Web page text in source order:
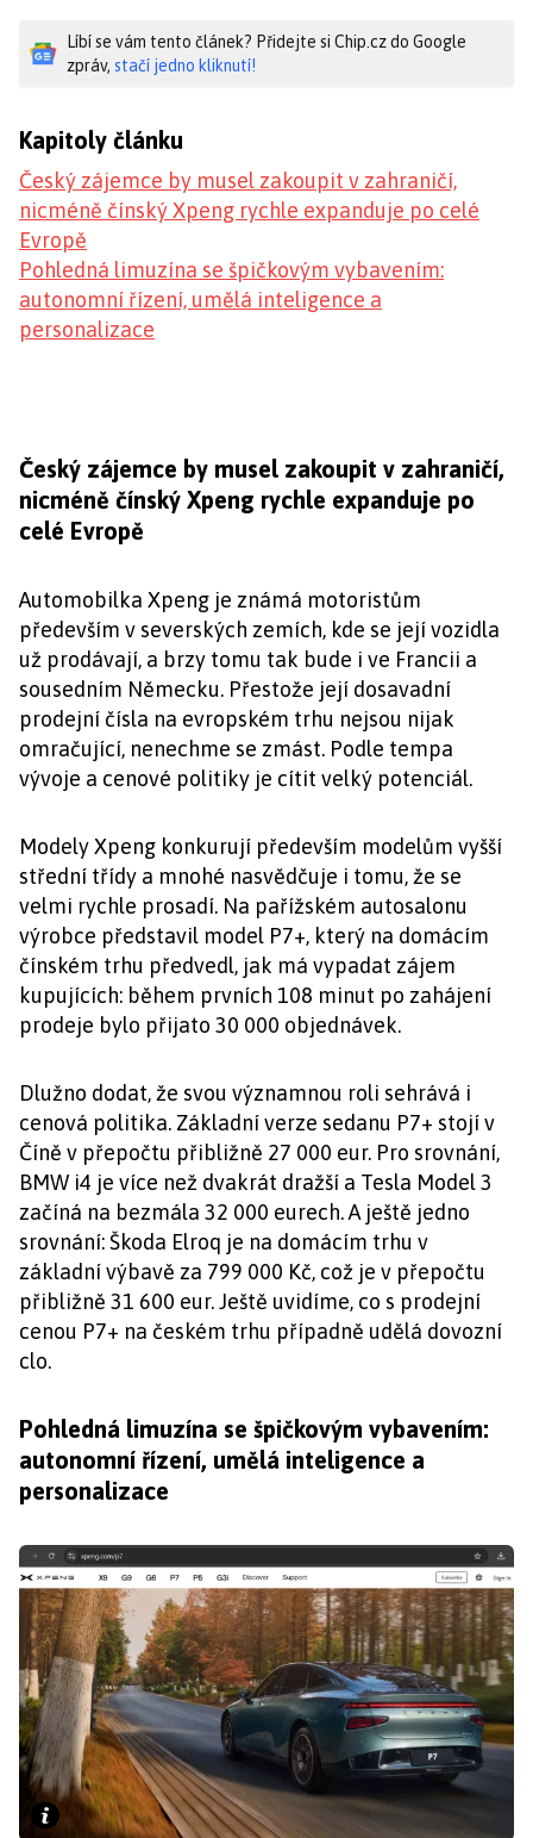
Líbí se vám tento článek? Přidejte si Chip.cz do Google
zpráv, stačí jedno kliknutí!
Kapitoly článku
Český zájemce by musel zakoupit v zahraničí,
nicméně čínský Xpeng rychle expanduje po celé
Evropě
Pohledná limuzína se špičkovým vybavením:
autonomní řízení, umělá inteligence a
personalizace
Český zájemce by musel zakoupit v zahraničí,
nicméně čínský Xpeng rychle expanduje po
celé Evropě
Automobilka Xpeng je známá motoristům
především v severských zemích, kde se její vozidla
už prodávají, a brzy tomu tak bude i ve Francii a
sousedním Německu. Přestože její dosavadní
prodejní čísla na evropském trhu nejsou nijak
omračující, nenechme se zmást. Podle tempa
vývoje a cenové politiky je cítit velký potenciál.
Modely Xpeng konkurují především modelům vyšší
střední třídy a mnohé nasvědčuje i tomu, že se
velmi rychle prosadí. Na pařížském autosalonu
výrobce představil model P7+, který na domácím
čínském trhu předvedl, jak má vypadat zájem
kupujících: během prvních 108 minut po zahájení
prodeje bylo přijato 30 000 objednávek.
Dlužno dodat, že svou významnou roli sehrává i
cenová politika. Základní verze sedanu P7+ stojí v
Číně v přepočtu přibližně 27 000 eur. Pro srovnání,
BMW i4 je více než dvakrát dražší a Tesla Model 3
začíná na bezmála 32 000 eurech. A ještě jedno
srovnání: Škoda Elroq je na domácím trhu v
základní výbavě za 799 000 Kč, což je v přepočtu
přibližně 31 600 eur. Ještě uvidíme, co s prodejní
cenou P7+ na českém trhu případně udělá dovozní
clo.
Pohledná limuzína se špičkovým vybavením:
autonomní řízení, umělá inteligence a
personalizace